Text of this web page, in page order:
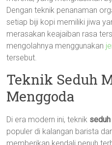
Dengan teknik penanaman
setiap biji kopi memiliki jiwa
merasakan keajaiban rasa
mengolahnya menggunakan
tersebut.
Teknik Seduh
Menggoda
Di era modern ini, teknik
populer di kalangan barista